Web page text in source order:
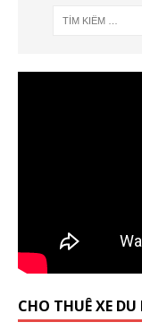
CHO THUÊ XE